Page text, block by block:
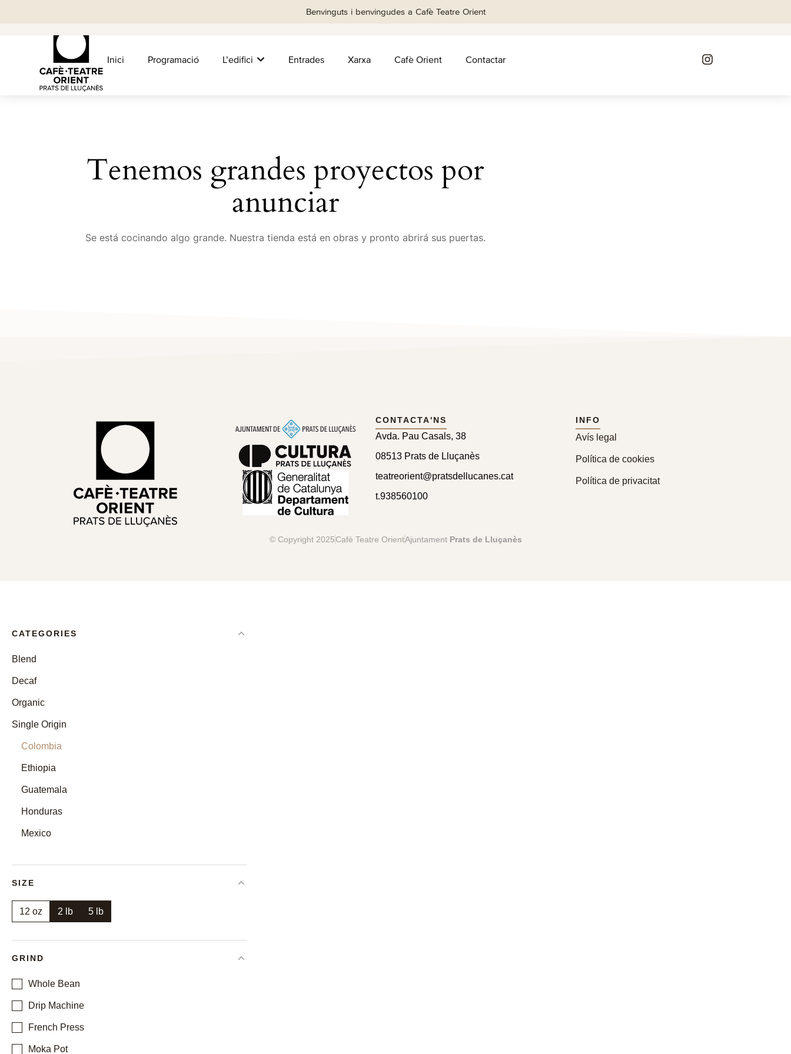
Benvinguts i benvingudes a Cafè Teatre Orient
Inici Programació L’edifici Entrades Xarxa Cafè Orient Contactar
Tenemos grandes proyectos por
anunciar
Se está cocinando algo grande. Nuestra tienda está en obras y pronto abrirá sus puertas.
CONTACTA'NS
Avda. Pau Casals, 38
08513 Prats de Lluçanès
teatreorient@pratsdellucanes.cat
t.938560100
INFO
Avís legal
Política de cookies
Política de privacitat
© Copyright 2025Cafè Teatre OrientAjuntament Prats de Lluçanès
CATEGORIES
Blend
Decaf
Organic
Single Origin
Colombia
Ethiopia
Guatemala
Honduras
Mexico
SIZE
12 oz 2 lb 5 lb
GRIND
Whole Bean
Drip Machine
French Press
Moka Pot